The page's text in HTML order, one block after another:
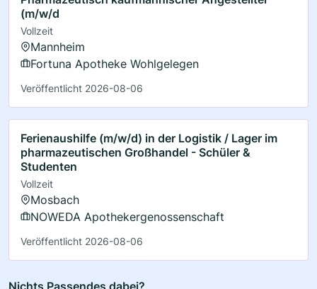
(m/w/d
Vollzeit
Mannheim
Fortuna Apotheke Wohlgelegen
Veröffentlicht 2026-08-06
Ferienaushilfe (m/w/d) in der Logistik / Lager im
pharmazeutischen Großhandel - Schüler &
Studenten
Vollzeit
Mosbach
NOWEDA Apothekergenossenschaft
Veröffentlicht 2026-08-06
Nichts Passendes dabei?